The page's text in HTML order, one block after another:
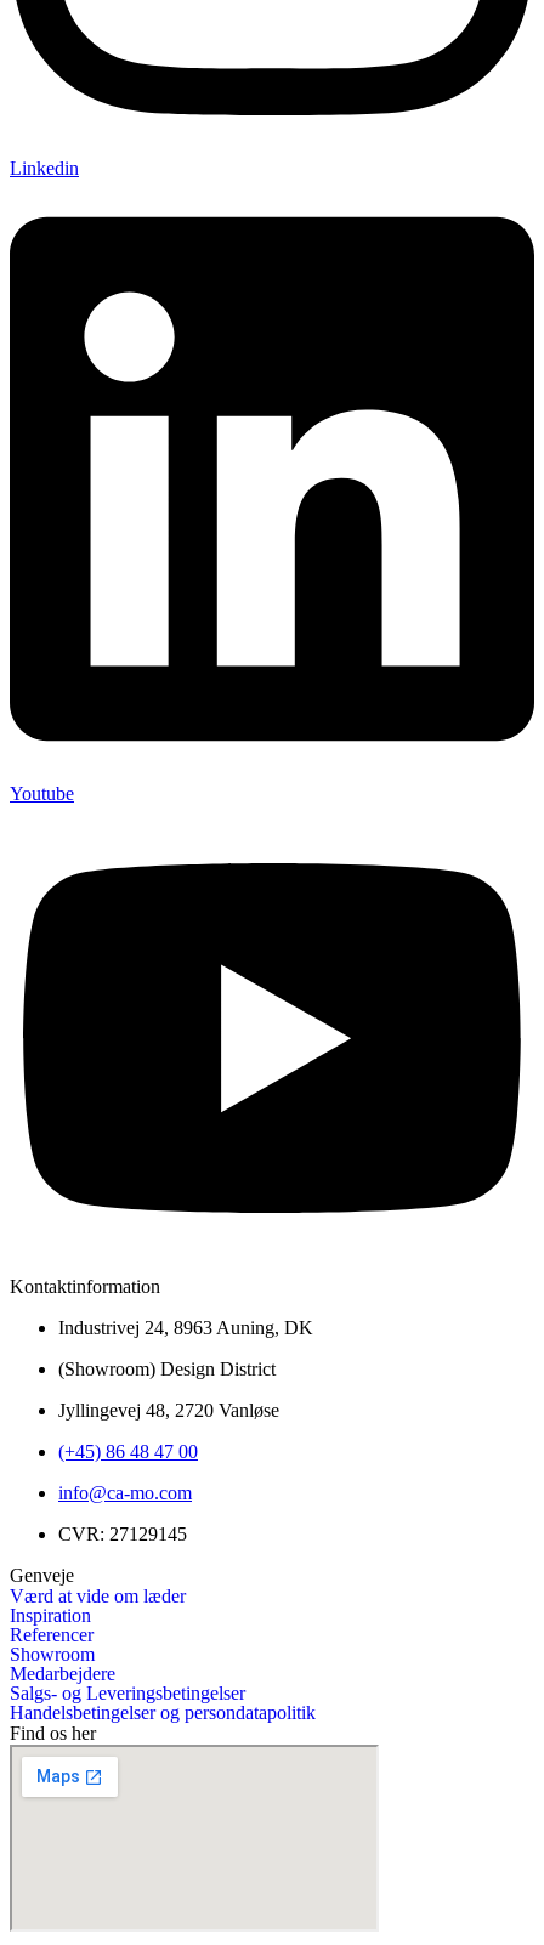
Linkedin
Youtube
Kontaktinformation
Industrivej 24, 8963 Auning, DK
(Showroom) Design District
Jyllingevej 48, 2720 Vanløse
(+45) 86 48 47 00
info@ca-mo.com
CVR: 27129145
Genveje
Værd at vide om læder
Inspiration
Referencer
Showroom
Medarbejdere
Salgs- og Leveringsbetingelser
Handelsbetingelser og persondatapolitik
Find os her